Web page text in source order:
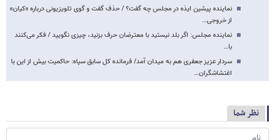
نماینده پیشین ایذه در مجلس چه گفت؟ / حذف گفت و گوی تلویزیونی درباره «کیان»
از خروجی…
نماینده مجلس: اگر بلد نیستید با معترضان حرف بزنید، چیزی نگویید / فکر می‌کنند
با…
سردار عزیز جعفری هم به میدان آمد/ فرمانده کل سابق سپاه: حاکمیت بیش از این با
اغتشاشگران…
نظر شما